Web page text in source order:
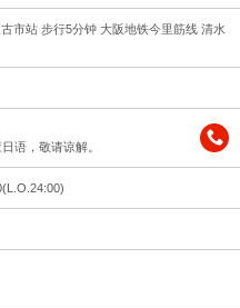
市站 步行5分钟 大阪地铁今里筋线 清水
语，敬请谅解。